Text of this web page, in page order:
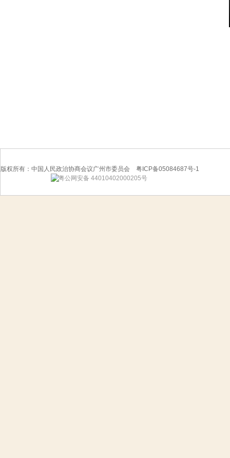
版权所有：中国人民政治协商会议广州市委员会 粤ICP备05084687号-1
粤公网安备 44010402000205号